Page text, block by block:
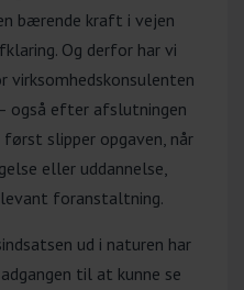
i
været rådgiver i
Siden 2020 har
med fokus
supervision af
og
bærende kraft i vejen
Og derfor har vi
virksomhedskonsulenten
også efter afslutningen
slipper opgaven, når
eller uddannelse,
foranstaltning.
ud i naturen har
til at kunne se